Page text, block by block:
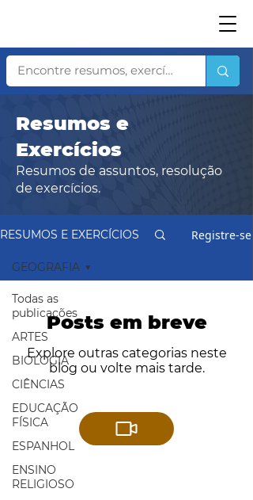
Resumos e
Exercícios
Resumos de assuntos, resolução
de exercícios.
RESUMOS E EXERCÍCIOS Registre-se
Todas as
publicações
ARTES
BIOLOGIA
CIÊNCIAS
EDUCAÇÃO
FÍSICA
ESPANHOL
ENSINO
RELIGIOSO
GEOGRAFIA
Posts em breve
Explore outras categorias neste
blog ou volte mais tarde.